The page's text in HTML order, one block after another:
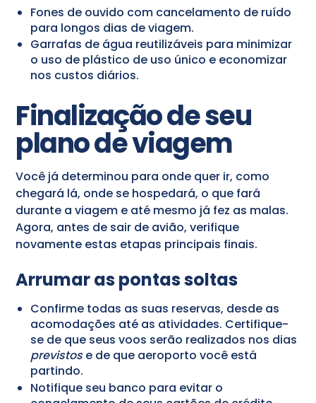
Fones de ouvido com cancelamento de ruído
para longos dias de viagem.
Garrafas de água reutilizáveis para minimizar
o uso de plástico de uso único e economizar
nos custos diários.
Finalização de seu
plano de viagem
Você já determinou para onde quer ir, como
chegará lá, onde se hospedará, o que fará
durante a viagem e até mesmo já fez as malas.
Agora, antes de sair de avião, verifique
novamente estas etapas principais finais.
Arrumar as pontas soltas
Confirme todas as suas reservas, desde as
acomodações até as atividades. Certifique-
se de que seus voos serão realizados nos dias
previstose de que aeroporto você está
partindo.
Notifique seu banco para evitar o